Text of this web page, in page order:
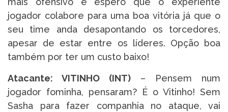
jogador colabore para uma boa vitória já que o
seu time anda desapontando os torcedores,
apesar de estar entre os líderes. Opção boa
também por ter um custo baixo!
Atacante: VITINHO (INT) – Pensem num
jogador fominha, pensaram? É o Vitinho! Sem
Sasha para fazer companhia no ataque, vai